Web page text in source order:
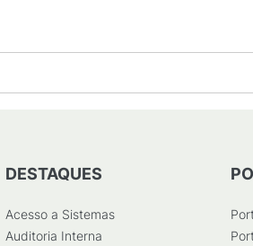
DESTAQUES
Acesso a Sistemas
Auditoria Interna